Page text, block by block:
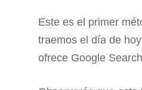
Este es el primer
traemos el día de
ofrece Google